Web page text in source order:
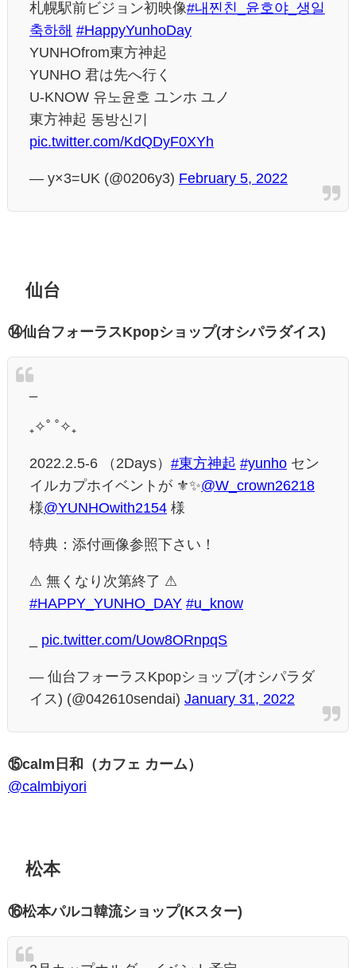
札幌駅前ビジョン初映像#내찐친_윤호야_생일
축하해 #HappyYunhoDay
YUNHOfrom東方神起
YUNHO 君は先へ行く
U-KNOW 유노윤호 ユンホ ユノ
東方神起 동방신기
pic.twitter.com/KdQDyF0XYh
— y×3=UK (@0206y3) February 5, 2022
仙台
⑭仙台フォーラスKpopショップ(オシパラダイス)
₊✧˚ ˚✧₊
2022.2.5-6 （2Days） #東方神起 #yunho セン
イルカプホイベントが ⚜️✨@W_crown26218
様@YUNHOwith2154 様
特典：添付画像参照下さい！
⚠︎ 無くなり次第終了 ⚠︎
#HAPPY_YUNHO_DAY #u_know
pic.twitter.com/Uow8ORnpqS
— 仙台フォーラスKpopショップ(オシパラダ
イス) (@042610sendai) January 31, 2022
⑮calm日和（カフェ カーム）
@calmbiyori
松本
⑯松本パルコ韓流ショップ(Kスター)